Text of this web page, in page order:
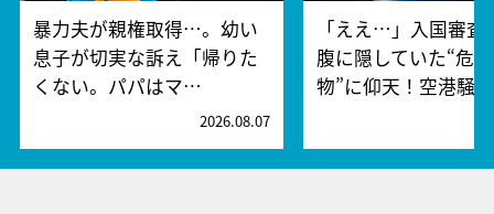
暴力夫が親権取得…。幼い
息子が切実な訴え「帰りた
くない。パパはマ…
2026.08.07
「ええ…」入国審査
腹に隠していた“危
物”に仰天！空港騒